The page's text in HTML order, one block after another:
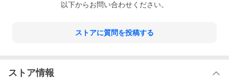
※頭のサイズによって着づらい場合があります
すずしくて楽に着たい！という要望に応えたワンピースです。
以下からお問い合わせください。
ストアに質問を投稿する
ストア情報